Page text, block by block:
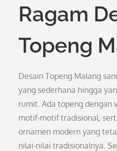
Ragam
Topeng
Desain Topeng Malang
yang sederhana hingga
rumit. Ada topeng dengan
motif-motif tradisional,
ornamen modern yang
nilai-nilai tradisionalnya.